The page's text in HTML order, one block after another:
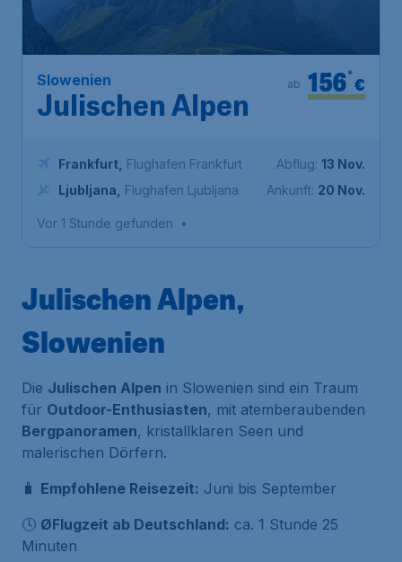
Slowenien
Julischen Alpen
€
156*
ab
Frankfurt Flughafen Frankfurt
Ljubljana
Flughafen Ljubljana
Abflug: 13 Nov.
Ankunft: 20 Nov.
Vor 1 Stunde gefunden •
Julischen Alpen,
Slowenien
Die Julischen Alpen in Slowenien sind ein Traum
für Outdoor-Enthusiasten, mit atemberaubenden
Bergpanoramen, kristallklaren Seen und
malerischen Dörfern.
🧳 Empfohlene Reisezeit: Juni bis September
🕓 ØFlugzeit ab Deutschland: ca. 1 Stunde 25
Minuten